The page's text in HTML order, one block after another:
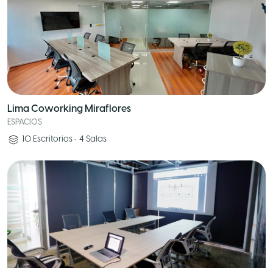
Lima Coworking Miraflores
ESPACIOS
10 Escritorios • 4 Salas